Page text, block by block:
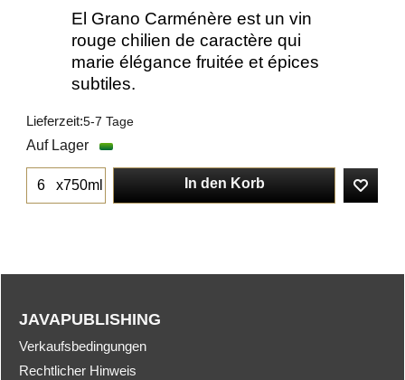
El Grano Carménère est un vin
rouge chilien de caractère qui
marie élégance fruitée et épices
subtiles.
Lieferzeit:5-7 Tage
Auf Lager
x750ml In den Korb
JAVAPUBLISHING
Verkaufsbedingungen
Rechtlicher Hinweis